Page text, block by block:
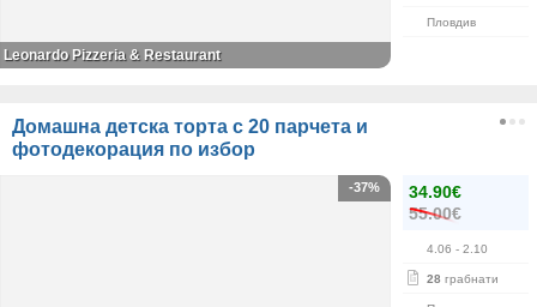
Пловдив
Leonardo Pizzeria & Restaurant
Домашна детска торта с 20 парчета и
фотодекорация по избор
34.90€
55.00€
4.06 - 2.10
28 грабнати
-37%